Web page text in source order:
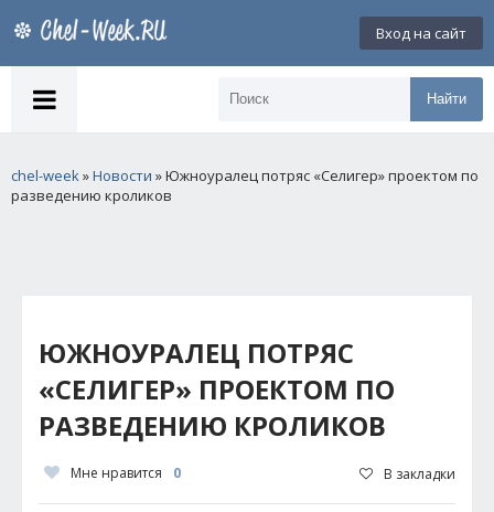
Вход на сайт
Найти
chel-week»Новости » Южноуралец потряс «Селигер» проектом по
разведению кроликов
ЮЖНОУРАЛЕЦ ПОТРЯС
«СЕЛИГЕР» ПРОЕКТОМ ПО
РАЗВЕДЕНИЮ КРОЛИКОВ
Мне нравится 0 В закладки